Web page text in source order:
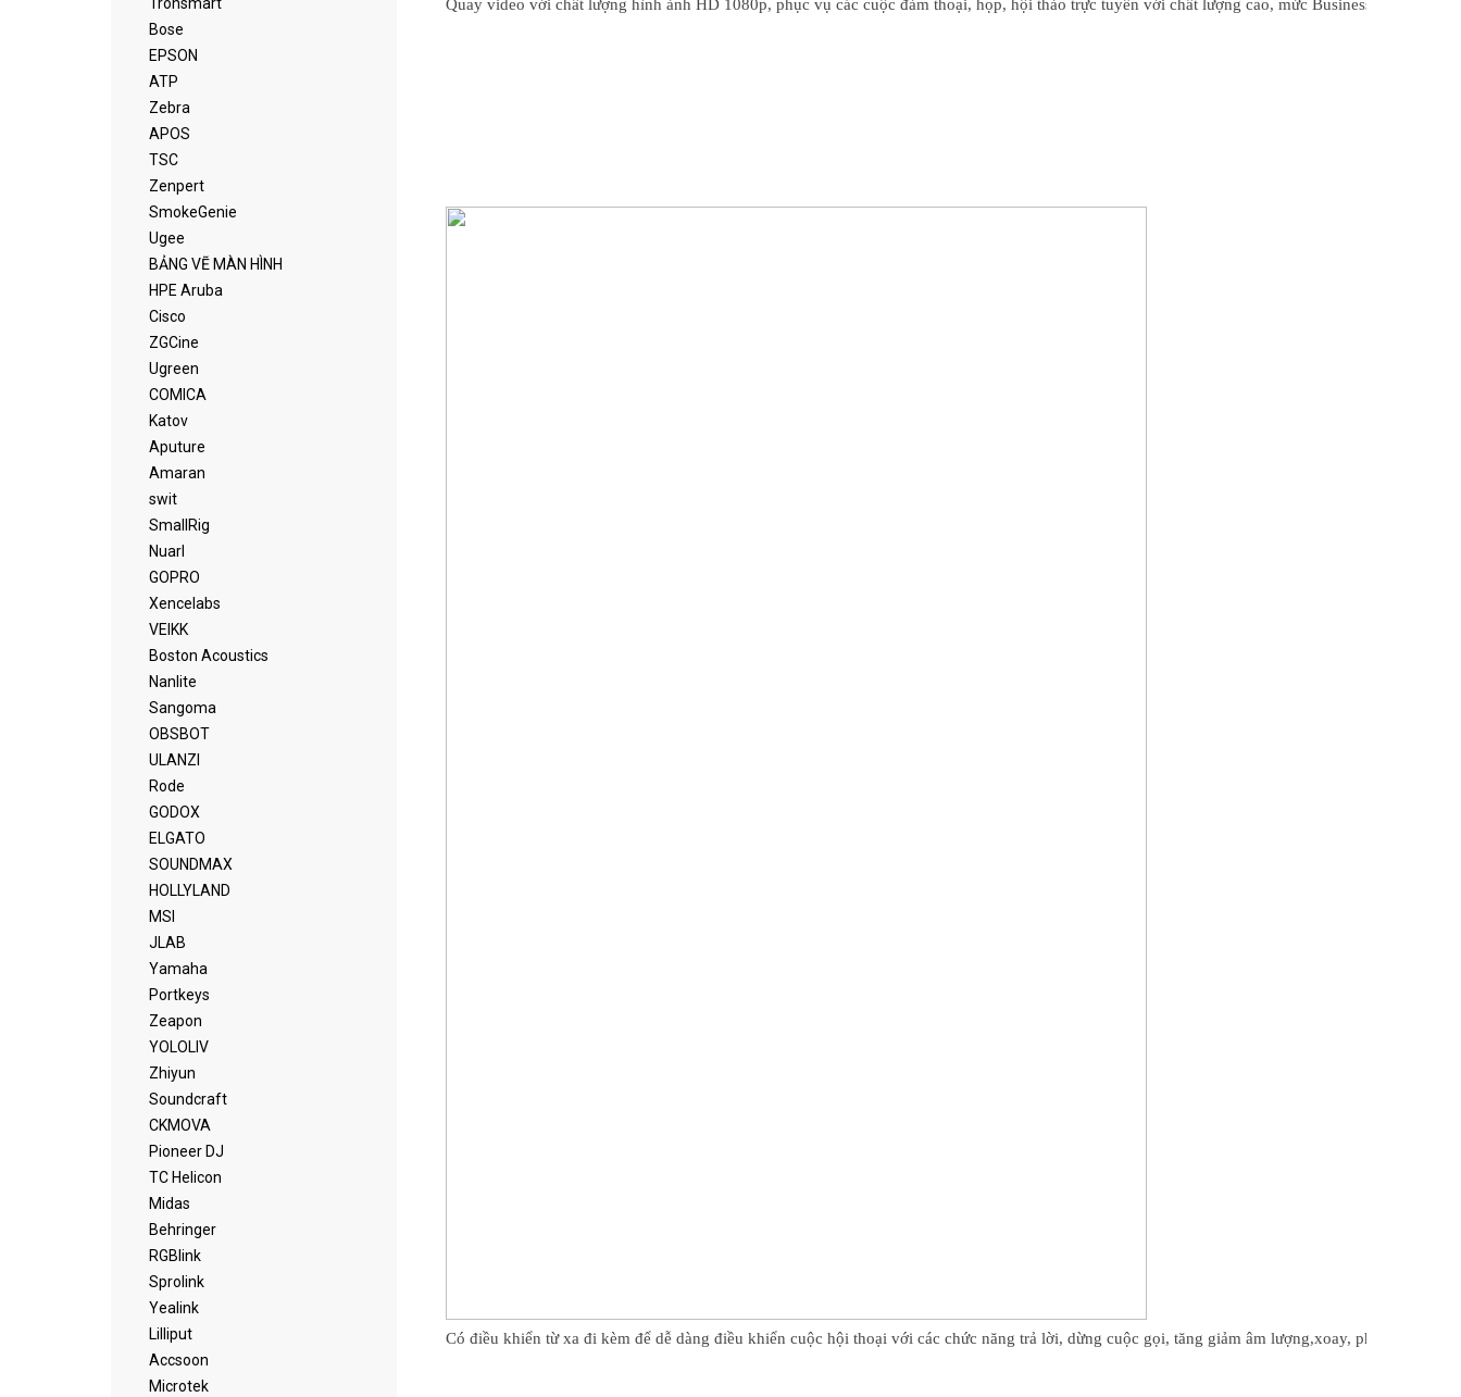
Quay video với chất lượng hình ảnh HD 1080p, phục vụ các cuộc đảm thoại, họp, hội thảo trực tuyến với chất lượng cao, mức Business Grade..
Có điều khiển từ xa đi kèm để dễ dàng điều khiển cuộc hội thoại với các chức năng trả lời, dừng cuộc gọi, tăng giảm âm lượng,xoay, phóng to,..
Bose
EPSON
ATP
Zebra
APOS
TSC
Zenpert
SmokeGenie
Ugee
BẢNG VẼ MÀN HÌNH
HPE Aruba
Cisco
ZGCine
Ugreen
COMICA
Katov
Aputure
Amaran
swit
SmallRig
Nuarl
GOPRO
Xencelabs
VEIKK
Boston Acoustics
Nanlite
Sangoma
OBSBOT
ULANZI
Rode
GODOX
ELGATO
SOUNDMAX
HOLLYLAND
MSI
JLAB
Yamaha
Portkeys
Zeapon
YOLOLIV
Zhiyun
Soundcraft
CKMOVA
Pioneer DJ
TC Helicon
Midas
Behringer
RGBlink
Sprolink
Yealink
Lilliput
Accsoon
Microtek